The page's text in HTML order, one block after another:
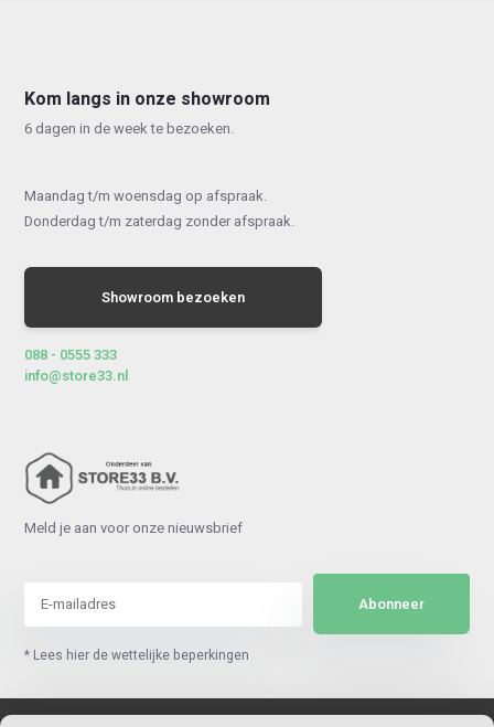
Kom langs in onze showroom
6 dagen in de week te bezoeken.
Maandag t/m woensdag op afspraak.
Donderdag t/m zaterdag zonder afspraak.
Showroom bezoeken
088 - 0555 333
info@store33.nl
Meld je aan voor onze nieuwsbrief
Abonneer
* Lees hier de wettelijke beperkingen